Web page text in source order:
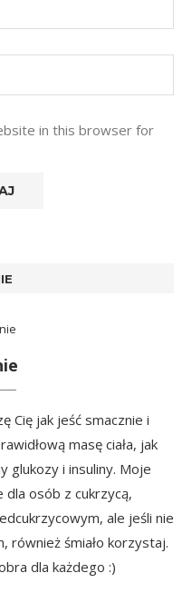
in this browser for
Cię jak jeść smacznie i
masę ciała, jak
glukozy i insuliny. Moje
osób z cukrzycą,
ale jeśli nie
również śmiało korzystaj.
dla każdego :)